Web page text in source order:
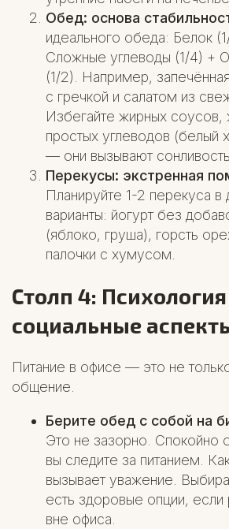
Обед: основа
идеального обеда: Белок
Сложные углеводы (1/4) +
(1/2). Например,
с гречкой и салатом из
Избегайте жирных соусов,
простых углеводов (белый
— они вызывают сонливость.
Перекусы: экстренная
Планируйте 1-2 перекуса
варианты: йогурт без
(яблоко, груша), горсть
палочки с хумусом.
Столп 4:
социальные
Питание в офисе — это не
общение.
Берите обед с собой на
Это не зазорно. Спокойно
вы следите за питанием.
вызывает уважение.
есть здоровые опции, если
вне офиса.